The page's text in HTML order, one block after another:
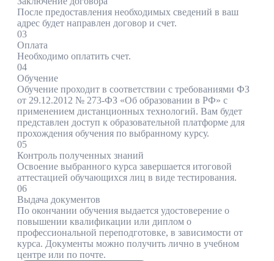
После предоставления необходимых сведений в ваш
адрес будет направлен договор и счет.
03
Оплата
Необходимо оплатить счет.
04
Обучение
Обучение проходит в соответствии с требованиями ФЗ
от 29.12.2012 № 273-ФЗ «Об образовании в РФ» с
применением дистанционных технологий. Вам будет
представлен доступ к образовательной платформе для
прохождения обучения по выбранному курсу.
05
Контроль полученных знаний
Освоение выбранного курса завершается итоговой
аттестацией обучающихся лиц в виде тестирования.
06
Выдача документов
По окончании обучения выдается удостоверение о
повышении квалификации или диплом о
профессиональной переподготовке, в зависимости от
курса. Документы можно получить лично в учебном
центре или по почте.